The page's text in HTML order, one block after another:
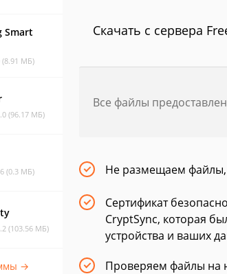
Smart
(8.91 МБ)
(96.17 МБ)
(0.3 МБ)
(103.56 МБ)
→
Скачать с сервера
Все файлы
Не размещаем файлы,
Сертификат
CryptSync, которая
устройства и ваших
Проверяем файлы на